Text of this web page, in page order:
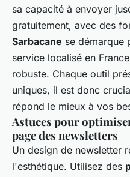
sa capacité à envoyer
gratuitement, avec des
Sarbacane se démarque
service localisé en
robuste. Chaque outil
uniques, il est donc
répond le mieux à vos
Astuces pour
page des newsletters
Un design de newsletter
l'esthétique. Utilisez des